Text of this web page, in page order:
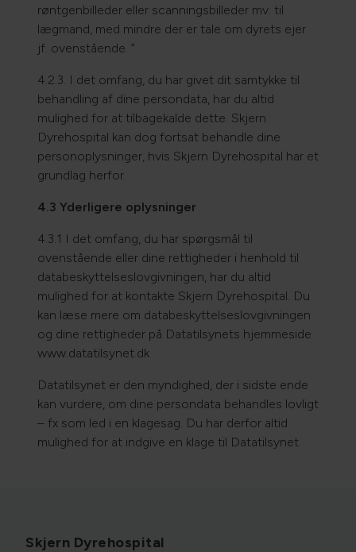
røntgenbilleder eller scanningsbilleder mv. til
lægmand, med mindre der er tale om dyrets ejer
jf. ovenstående. ”
4.2.3. I det omfang, du har givet dit samtykke til
behandling af dine persondata, har du altid
mulighed for at tilbagekalde dette. Skjern
Dyrehospital kan dog fortsat behandle dine
personoplysninger, hvis Skjern Dyrehospital har et
grundlag herfor.
4.3 Yderligere oplysninger
4.3.1 I det omfang, du har spørgsmål til
ovenstående eller dine rettigheder i henhold til
databeskyttelseslovgivningen, har du altid
mulighed for at kontakte Skjern Dyrehospital. Du
kan læse mere om databeskyttelseslovgivningen
og dine rettigheder på Datatilsynets hjemmeside
www.datatilsynet.dk
Datatilsynet er den myndighed, der i sidste ende
kan vurdere, om dine persondata behandles lovligt
– fx som led i en klagesag. Du har derfor altid
mulighed for at indgive en klage til Datatilsynet.
Skjern Dyrehospital